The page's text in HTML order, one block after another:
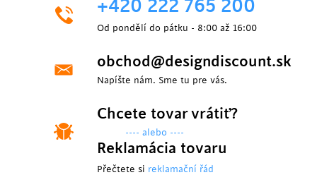
+420 222 765 200
Od pondělí do pátku - 8:00 až 16:00
obchod@designdiscount.sk
Napíšte nám. Sme tu pre vás.
Chcete tovar vrátiť?
---- alebo ----
Reklamácia tovaru
Přečtete si reklamační řád